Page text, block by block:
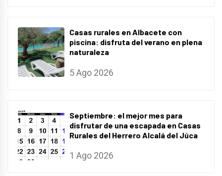
Casas rurales en Albacete con
piscina: disfruta del verano en plena
naturaleza
5 Ago 2026
Septiembre: el mejor mes para
disfrutar de una escapada en Casas
Rurales del Herrero Alcalá del Júca
1 Ago 2026